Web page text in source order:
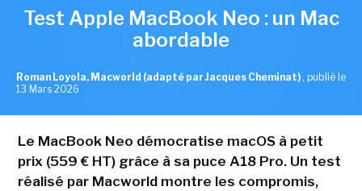
Test Apple MacBook Neo : un Mac
abordable
Roman Loyola, Macworld (adapté par Jacques Cheminat) , publié le
13 Mars 2026
Le MacBook Neo démocratise macOS à petit
prix (559 € HT) grâce à sa puce A18 Pro. Un test
réalisé par Macworld montre les compromis,